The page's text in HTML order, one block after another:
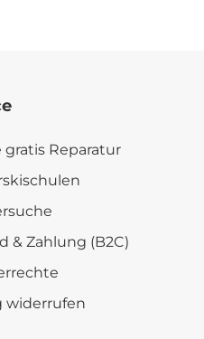
gratis Reparatur
& Zahlung (B2C)
widerrufen